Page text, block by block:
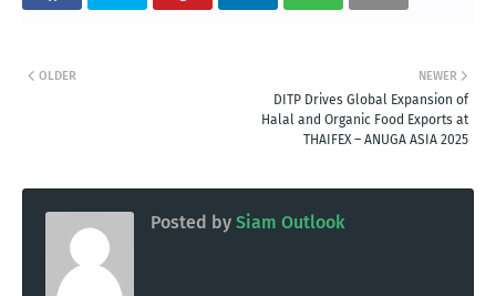
NEWER
DITP Drives Global Expansion of
Halal and Organic Food Exports at
THAIFEX – ANUGA ASIA 2025
OLDER
Posted by Siam Outlook